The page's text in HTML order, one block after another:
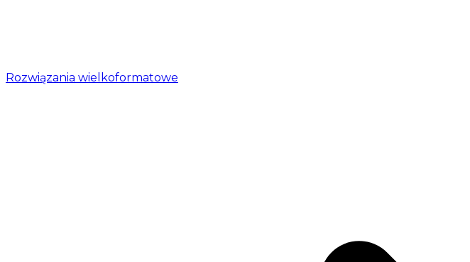
Rozwiązania wielkoformatowe